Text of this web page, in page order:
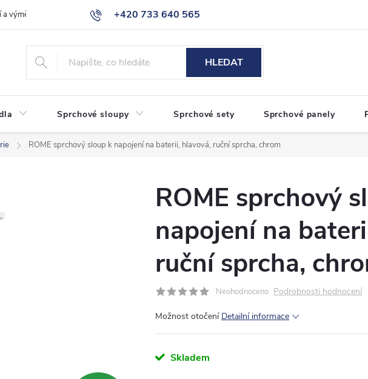
+420 733 640 565
info@eshop-sanita.cz
výměna zboží Reklamace Obchodní podmínky
HLEDAT
Sprchové sloupy Sprchové sety Sprchové panely
ROME sprchový sloup k napojení na baterii, hlavová, ruční sprcha, chrom
ROME sprchový
napojení na
ruční sprcha,
Neohodnoceno Podrobnosti hodnocení
Možnost otočení Detailní informace
Skladem